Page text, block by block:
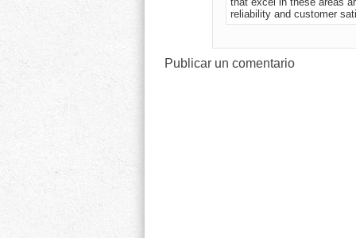
reliability and customer
Publicar un comentario